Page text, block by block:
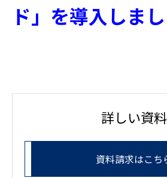
ド」を導入しまし
詳しい資料
資料請求はこち